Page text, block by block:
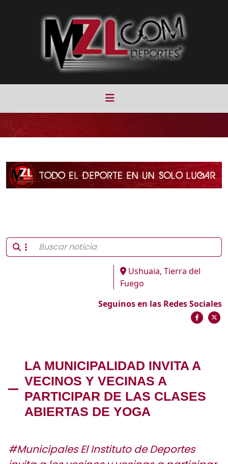
Ushuaia, Tierra del
Fuego
Seguinos en las Redes Sociales
LA MUNICIPALIDAD INVITA A
VECINOS Y VECINAS A
PARTICIPAR DE LAS CLASES
ABIERTAS DE YOGA
#Municipales El Instituto de Deportes